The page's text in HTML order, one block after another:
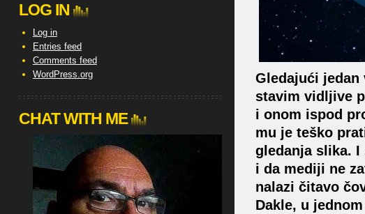
Gledajući jedan
stavim vidljive
i onom ispod
mu je teško
gledanja slika. I
i da mediji ne
nalazi čitavo
Dakle, u
LOG IN
Log in
Entries feed
Comments feed
WordPress.org
CHAT WITH ME